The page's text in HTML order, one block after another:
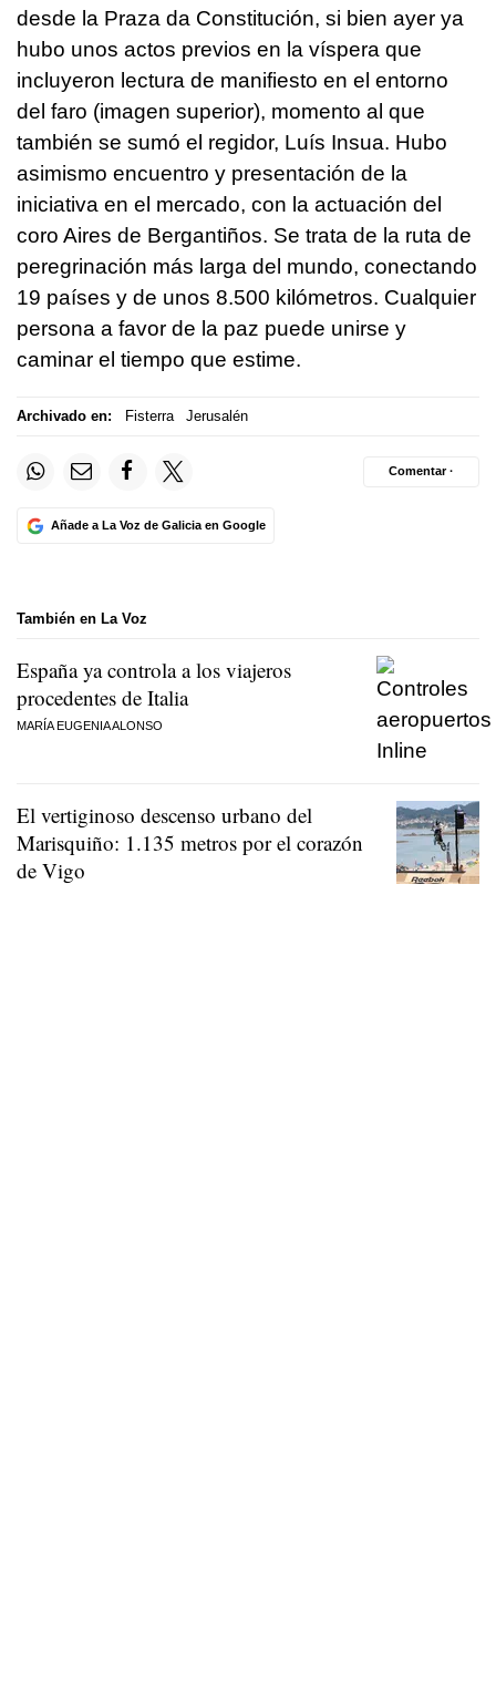
desde la Praza da Constitución, si bien ayer ya
hubo unos actos previos en la víspera que
incluyeron lectura de manifiesto en el entorno
del faro (imagen superior), momento al que
también se sumó el regidor, Luís Insua. Hubo
asimismo encuentro y presentación de la
iniciativa en el mercado, con la actuación del
coro Aires de Bergantiños. Se trata de la ruta de
peregrinación más larga del mundo, conectando
19 países y de unos 8.500 kilómetros. Cualquier
persona a favor de la paz puede unirse y
caminar el tiempo que estime.
Archivado en: Fisterra Jerusalén
Añade a La Voz de Galicia en Google
Comentar ·
También en La Voz
España ya controla a los viajeros
procedentes de Italia
MARÍA EUGENIA ALONSO
El vertiginoso descenso urbano del
Marisquiño: 1.135 metros por el corazón
de Vigo